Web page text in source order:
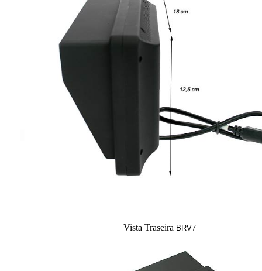
Vista Traseira BRV7